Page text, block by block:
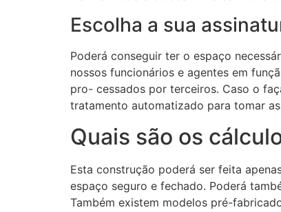
Escolha a sua
Poderá conseguir ter o espaço
nossos funcionários e agentes em
pro- cessados por terceiros. Caso o
tratamento automatizado para tomar
Quais são os
Esta construção poderá ser feita
espaço seguro e fechado. Poderá
Também existem modelos pré-